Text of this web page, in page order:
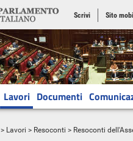
Scrivi Sito
Lavori Documenti
> Lavori > Resoconti > Resoconti